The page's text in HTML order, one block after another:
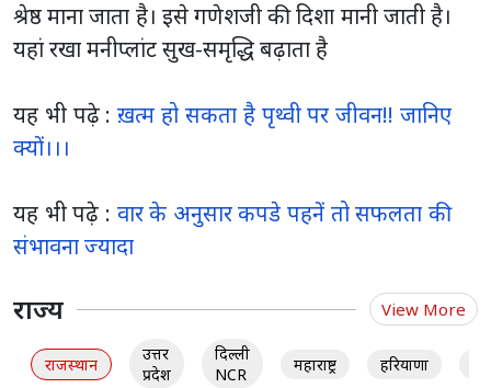
श्रेष्ठ माना जाता है। इसे गणेशजी की दिशा मानी जाती है।
यहां रखा मनीप्लांट सुख-समृद्धि बढ़ाता है
यह भी पढ़े : ख़त्म हो सकता है पृथ्वी पर जीवन!! जानिए
क्यों।।।
यह भी पढ़े : वार के अनुसार कपडे पहनें तो सफलता की
संभावना ज्यादा
राज्य View More
राजस्थान
उत्तर
प्रदेश
दिल्ली
NCR
महाराष्ट्र हरियाणा